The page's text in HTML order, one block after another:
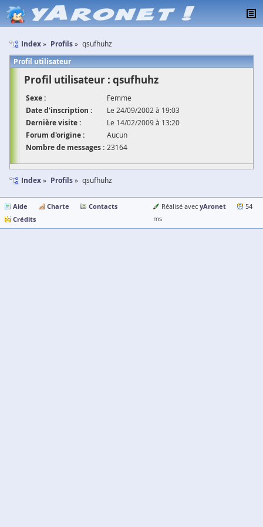
Index Profils qsufhuhz
Profil utilisateur
Profil utilisateur : qsufhuhz
Sexe : Femme
Date d'inscription : Le 24/09/2002 à 19:03
Dernière visite : Le 14/02/2009 à 13:20
Forum d'origine : Aucun
Nombre de messages : 23164
Index Profils qsufhuhz
Aide Charte
Contacts
Crédits
Réalisé avec yAronet
54
ms